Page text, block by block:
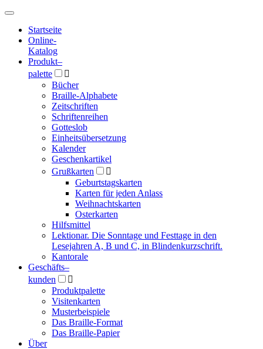
Hauptmenü
Hauptmenü
Startseite
Online-
Katalog
Produkt–
palette

Bücher
Braille-Alphabete
Zeitschriften
Schriftenreihen
Gotteslob
Einheitsübersetzung
Kalender
Geschenkartikel
Grußkarten

Geburtstagskarten
Karten für jeden Anlass
Weihnachtskarten
Osterkarten
Hilfsmittel
Lektionar. Die Sonntage und Festtage in den
Lesejahren A, B und C, in Blindenkurzschrift.
Kantorale
Geschäfts­–
kunden

Produktpalette
Visitenkarten
Musterbeispiele
Das Braille-Format
Das Braille-Papier
Über